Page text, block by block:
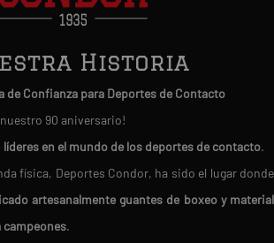
Historia
de Confianza para Deportes de Contacto
90 aniversario!
líderes en el mundo de los deportes de contacto.
física, Deportes Condor, ha sido el lugar donde
artesanalmente guantes de boxeo y material
campeones.